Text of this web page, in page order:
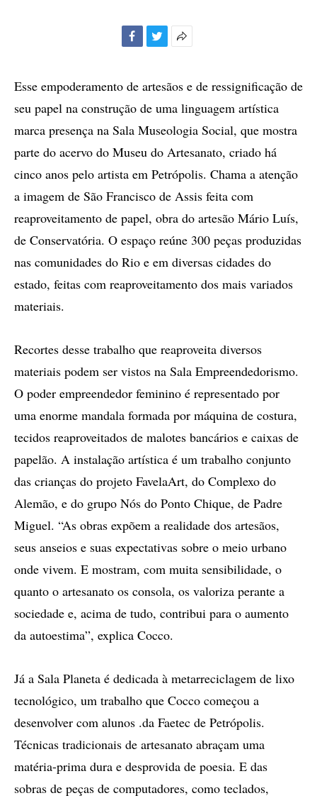
compartilhamento
Esse empoderamento de artesãos e de ressignificação de
seu papel na construção de uma linguagem artística
marca presença na Sala Museologia Social, que mostra
parte do acervo do Museu do Artesanato, criado há
cinco anos pelo artista em Petrópolis. Chama a atenção
a imagem de São Francisco de Assis feita com
reaproveitamento de papel, obra do artesão Mário Luís,
de Conservatória. O espaço reúne 300 peças produzidas
nas comunidades do Rio e em diversas cidades do
estado, feitas com reaproveitamento dos mais variados
materiais.
Recortes desse trabalho que reaproveita diversos
materiais podem ser vistos na Sala Empreendedorismo.
O poder empreendedor feminino é representado por
uma enorme mandala formada por máquina de costura,
tecidos reaproveitados de malotes bancários e caixas de
papelão. A instalação artística é um trabalho conjunto
das crianças do projeto FavelaArt, do Complexo do
Alemão, e do grupo Nós do Ponto Chique, de Padre
Miguel. “As obras expõem a realidade dos artesãos,
seus anseios e suas expectativas sobre o meio urbano
onde vivem. E mostram, com muita sensibilidade, o
quanto o artesanato os consola, os valoriza perante a
sociedade e, acima de tudo, contribui para o aumento
da autoestima”, explica Cocco.
Já a Sala Planeta é dedicada à metarreciclagem de lixo
tecnológico, um trabalho que Cocco começou a
desenvolver com alunos .da Faetec de Petrópolis.
Técnicas tradicionais de artesanato abraçam uma
matéria-prima dura e desprovida de poesia. E das
sobras de peças de computadores, como teclados,